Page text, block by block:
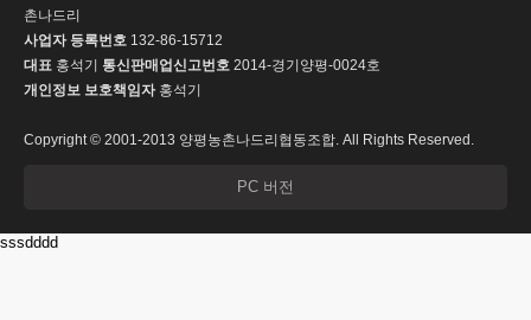
촌나드리
사업자 등록번호 132-86-15712
대표 홍석기 통신판매업신고번호 2014-경기양평-0024호
개인정보 보호책임자홍석기
Copyright © 2001-2013 양평농촌나드리협동조합. All Rights Reserved.
PC 버전
sssdddd